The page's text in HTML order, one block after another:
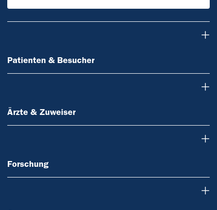
Patienten & Besucher
Ärzte & Zuweiser
Forschung